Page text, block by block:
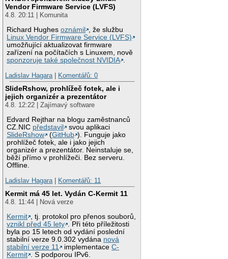
Vendor Firmware Service (LVFS)
4.8. 20:11 | Komunita
Richard Hughesoznámil
, že službu
Linux Vendor Firmware Service (LVFS)
umožňující aktualizovat firmware
zařízení na počítačích s Linuxem, nově
sponzoruje také společnost NVIDIA .
Ladislav Hagara | Komentářů: 0
SlideRshow, prohlížeč fotek, ale i
jejich organizér a prezentátor
4.8. 12:22 | Zajímavý software
Edvard Rejthar na blogu zaměstnanců
CZ.NIC představil
svou aplikaci
SlideRshow
(GitHub ). Funguje jako
prohlížeč fotek, ale i jako jejich
organizér a prezentátor. Neinstaluje se,
běží přímo v prohlížeči. Bez serveru.
Offline.
Ladislav Hagara | Komentářů: 11
Kermit má 45 let. Vydán C-Kermit 11
4.8. 11:44 | Nová verze
Kermit , tj. protokol pro přenos souborů,
vznikl před 45 lety . Při této příležitosti
byla po 15 letech od vydání poslední
stabilní verze 9.0.302 vydána nová
stabilní verze 11
implementaceC-
Kermit . S podporou IPv6.